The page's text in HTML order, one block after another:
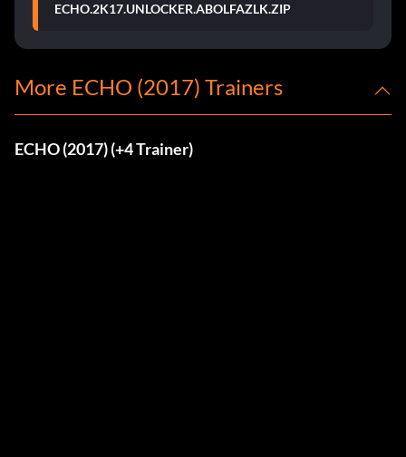
ECHO.2K17.UNLOCKER.ABOLFAZLK.ZIP
More ECHO (2017) Trainers
ECHO (2017) (+4 Trainer)